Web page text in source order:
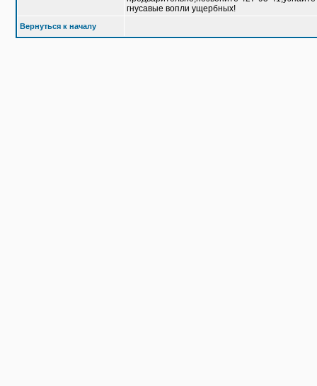
гнусавые вопли ущербных!
Вернуться к началу